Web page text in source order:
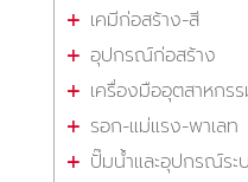
เคมีก่อสร้าง-สี
อุปกรณ์ก่อสร้าง
เครื่องมืออุตสาหกร
รอก-แม่แรง-พาเลท
ปั๊มน้ำและอุปกรณ์ระ